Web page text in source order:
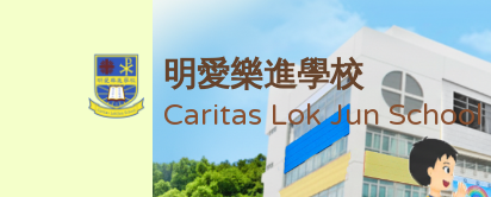
明愛樂進學校
Caritas Lok Jun School